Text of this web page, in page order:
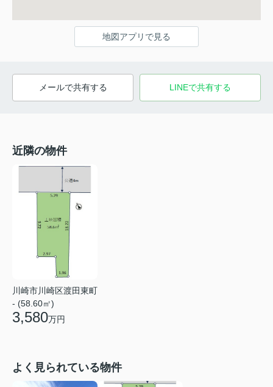
地図アプリで見る
メールで共有する LINEで共有する
近隣の物件
川崎市川崎区渡田東町
- (58.60㎡)
3,580万円
よく見られている物件